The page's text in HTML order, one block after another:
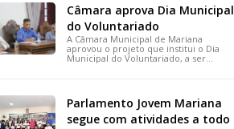
Câmara aprova Dia Municipal
do Voluntariado
A Câmara Municipal de Mariana
aprovou o projeto que institui o Dia
Municipal do Voluntariado, a ser
celebrado em 28 de agosto. A medida,
incentivar a participação social na
cidade.
Parlamento Jovem Mariana
segue com atividades a todo